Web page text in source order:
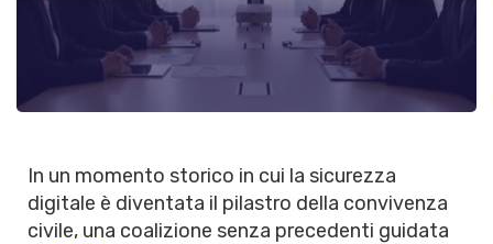
In un momento storico in cui la sicurezza
digitale è diventata il pilastro della convivenza
civile, una coalizione senza precedenti guidata